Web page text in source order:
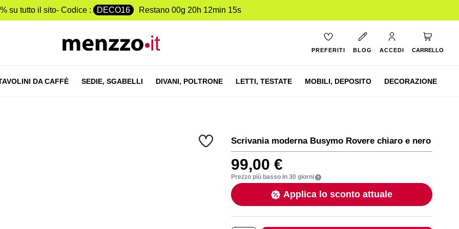
su tutto il sito- Codice : DECO16 Restano 00g 20h 12min 14s
PREFERITI BLOG ACCEDI CARRELLO
DA CAFFÈ SEDIE, SGABELLI DIVANI, POLTRONE LETTI, TESTATE MOBILI, DEPOSITO DECORAZIONE
Scrivania moderna Busymo Rovere chiaro e nero
99,00 €
Prezzo più basso in 30 giorni
Applica lo sconto attuale